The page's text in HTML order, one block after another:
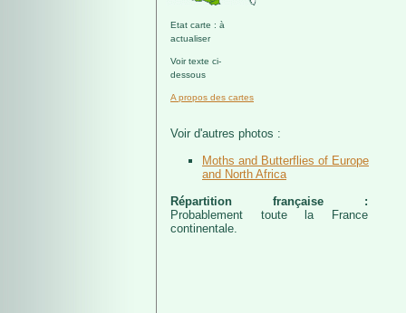
Etat carte : à
actualiser
Voir texte ci-
dessous
A propos des cartes
Voir d'autres photos :
Moths and Butterflies of Europe
and North Africa
Répartition française :
Probablement toute la France
continentale.